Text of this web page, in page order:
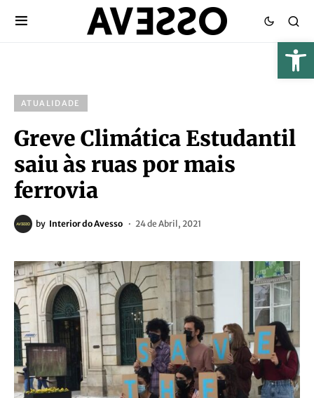
ATUALIDADE
Greve Climática Estudantil
saiu às ruas por mais
ferrovia
by Interior do Avesso 24 de Abril, 2021